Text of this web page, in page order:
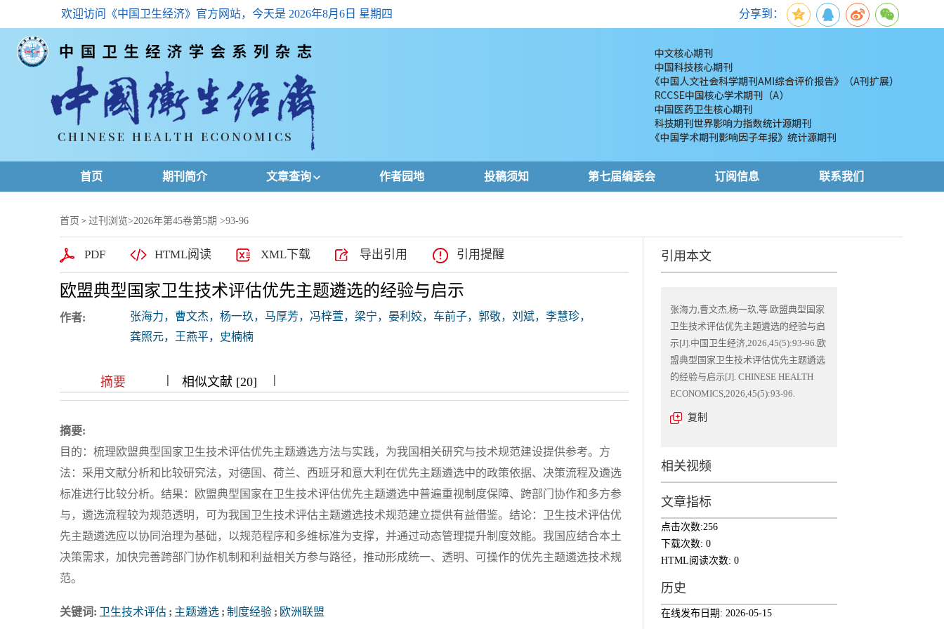
欢迎访问《中国卫生经济》官方网站，今天是 2026年8月6日 星期四 分享到：
首页 期刊简介 文章查询
高级查询
下载排名
作者园地 投稿须知 第七届编委会 订阅信息 联系我们
首页 > 过刊浏览>2026年第45卷第5期 >93-96
PDF HTML阅读 XML下载 导出引用 引用提醒
欧盟典型国家卫生技术评估优先主题遴选的经验与启示
作者:
张海力，曹文杰，杨一玖，马厚芳，冯梓萱，梁宁，晏利姣，车前子，郭敬，刘斌，李慧珍，
龚照元，王燕平，史楠楠
摘要 |||| 相似文献 [20] |||
摘要:
目的：梳理欧盟典型国家卫生技术评估优先主题遴选方法与实践，为我国相关研究与技术规范建设提供参考。方
法：采用文献分析和比较研究法，对德国、荷兰、西班牙和意大利在优先主题遴选中的政策依据、决策流程及遴选
标准进行比较分析。结果：欧盟典型国家在卫生技术评估优先主题遴选中普遍重视制度保障、跨部门协作和多方参
与，遴选流程较为规范透明，可为我国卫生技术评估主题遴选技术规范建立提供有益借鉴。结论：卫生技术评估优
先主题遴选应以协同治理为基础，以规范程序和多维标准为支撑，并通过动态管理提升制度效能。我国应结合本土
决策需求，加快完善跨部门协作机制和利益相关方参与路径，推动形成统一、透明、可操作的优先主题遴选技术规
范。
关键词: 卫生技术评估 ; 主题遴选 ; 制度经验 ; 欧洲联盟
引用本文
张海力,曹文杰,杨一玖,等.欧盟典型国家
卫生技术评估优先主题遴选的经验与启
示[J].中国卫生经济,2026,45(5):93-96.欧
盟典型国家卫生技术评估优先主题遴选
的经验与启示[J]. CHINESE HEALTH
ECONOMICS,2026,45(5):93-96.
复制
相关视频
文章指标
点击次数:256
下载次数: 0
HTML阅读次数: 0
历史
在线发布日期: 2026-05-15